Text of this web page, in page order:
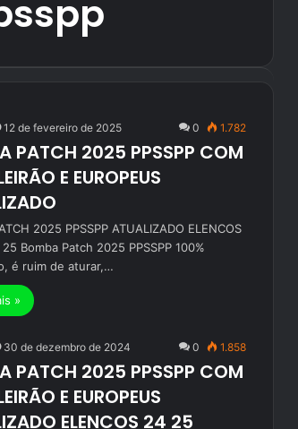
12 de fevereiro de 2025 0 1.782
PATCH 2025 PPSSPP COM
E EUROPEUS
2025 PPSSPP ATUALIZADO ELENCOS
25 Bomba Patch 2025 PPSSPP 100%
é ruim de aturar,…
»
30 de dezembro de 2024 0 1.858
PATCH 2025 PPSSPP COM
E EUROPEUS
ELENCOS 24 25